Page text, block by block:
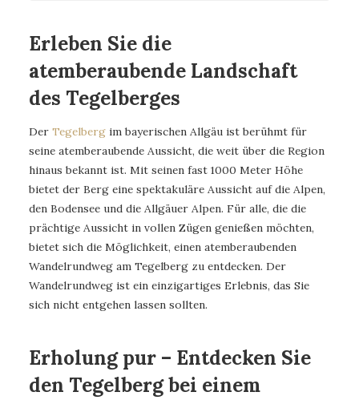
Erleben Sie die
atemberaubende Landschaft
des Tegelberges
Der Tegelberg im bayerischen Allgäu ist berühmt für
seine atemberaubende Aussicht, die weit über die Region
hinaus bekannt ist. Mit seinen fast 1000 Meter Höhe
bietet der Berg eine spektakuläre Aussicht auf die Alpen,
den Bodensee und die Allgäuer Alpen. Für alle, die die
prächtige Aussicht in vollen Zügen genießen möchten,
bietet sich die Möglichkeit, einen atemberaubenden
Wandelrundweg am Tegelberg zu entdecken. Der
Wandelrundweg ist ein einzigartiges Erlebnis, das Sie
sich nicht entgehen lassen sollten.
Erholung pur – Entdecken Sie
den Tegelberg bei einem